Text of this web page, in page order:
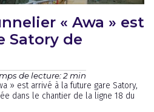
« Awa » est
Satory de
de lecture: 2 min
» est arrivé à la future gare Satory,
dans le chantier de la ligne 18 du